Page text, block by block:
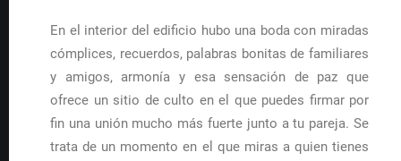
En el interior del edificio hubo una boda con miradas
cómplices, recuerdos, palabras bonitas de familiares
y amigos, armonía y esa sensación de paz que
ofrece un sitio de culto en el que puedes firmar por
fin una unión mucho más fuerte junto a tu pareja. Se
trata de un momento en el que miras a quien tienes